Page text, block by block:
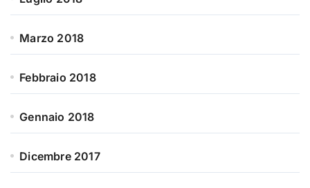
Marzo 2018
Febbraio 2018
Gennaio 2018
Dicembre 2017